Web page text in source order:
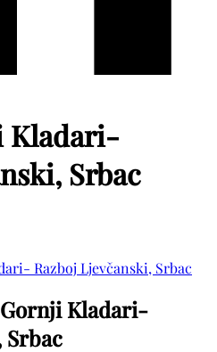
Kladari-
Srbac
Razboj Ljevčanski, Srbac
Kladari-
Srbac